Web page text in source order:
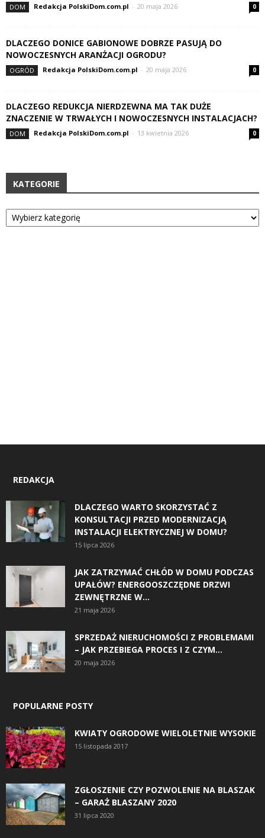
DOM Redakcja PolskiDom.com.pl - 20 maja 2026 0
DLACZEGO DONICE GABIONOWE DOBRZE PASUJĄ DO
NOWOCZESNYCH ARANŻACJI OGRODU?
OGRÓD Redakcja PolskiDom.com.pl - 20 maja 2026 0
DLACZEGO REDUKCJA NIERDZEWNA MA TAK DUŻE
ZNACZENIE W TRWAŁYCH I NOWOCZESNYCH INSTALACJACH?
DOM Redakcja PolskiDom.com.pl - 13 kwietnia 2026 0
KATEGORIE
Kategorie
REDAKCJA
DLACZEGO WARTO SKORZYSTAĆ Z
KONSULTACJI PRZED MODERNIZACJĄ
INSTALACJI ELEKTRYCZNEJ W DOMU?
15 lipca 2026
JAK ZATRZYMAĆ CHŁÓD W DOMU PODCZAS
UPAŁÓW? ENERGOOSZCZĘDNE DRZWI
ZEWNĘTRZNE W...
21 maja 2026
SPRZEDAŻ NIERUCHOMOŚCI Z PROBLEMAMI
– JAK PRZEBIEGA PROCES I Z CZYM...
20 maja 2026
POPULARNE POSTY
KWIATY OGRODOWE WIELOLETNIE WYSOKIE
15 listopada 2017
ZGŁOSZENIE CZY POZWOLENIE NA BLASZAK
– GARAŻ BLASZANY 2020
31 lipca 2020